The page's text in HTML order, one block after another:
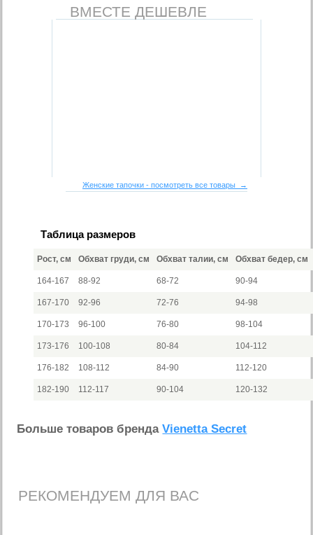
ВМЕСТЕ ДЕШЕВЛЕ
Женские тапочки - посмотреть все товары →
Таблица размеров
Рост, см Обхват груди, см Обхват талии, см Обхват бедер, см
164-167 88-92 68-72 90-94
167-170 92-96 72-76 94-98
170-173 96-100 76-80 98-104
173-176 100-108 80-84 104-112
176-182 108-112 84-90 112-120
182-190 112-117 90-104 120-132
Больше товаров брендаVienetta Secret
РЕКОМЕНДУЕМ ДЛЯ ВАС